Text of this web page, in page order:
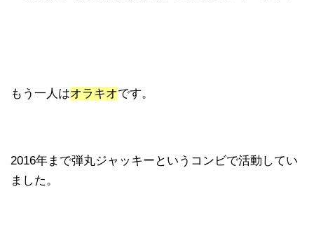
もう一人はオラキオです。
2016年まで弾丸ジャッキーというコンビで活動してい
ました。